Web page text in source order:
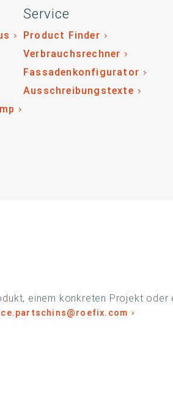
Service
Product Finder
Verbrauchsrechner
Fassadenkonfigurator
Ausschreibungstexte
einem konkreten Projekt oder